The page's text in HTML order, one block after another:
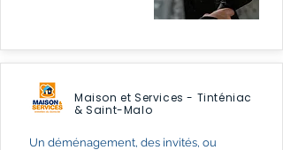
Maison et Services - Tinténiac
& Saint-Malo
Un déménagement, des invités, ou